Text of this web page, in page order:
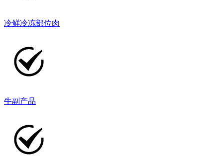
冷鲜冷冻部位肉
牛副产品